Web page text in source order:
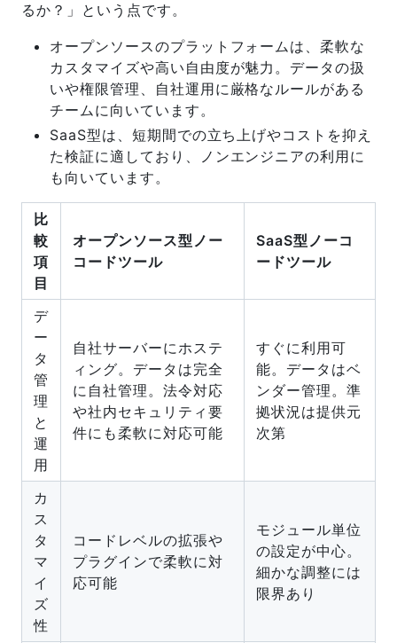
るか？」という点です。
オープンソースのプラットフォームは、柔軟な
カスタマイズや高い自由度が魅力。データの扱
いや権限管理、自社運用に厳格なルールがある
チームに向いています。
SaaS型は、短期間での立ち上げやコストを抑え
た検証に適しており、ノンエンジニアの利用に
も向いています。
比
較
項
目
オープンソース型ノー
コードツール
SaaS型ノーコ
ードツール
デ
ー
タ
管
理
と
運
用
自社サーバーにホステ
ィング。データは完全
に自社管理。法令対応
や社内セキュリティ要
件にも柔軟に対応可能
すぐに利用可
能。データはベ
ンダー管理。準
拠状況は提供元
次第
カ
ス
タ
マ
イ
ズ
性
コードレベルの拡張や
プラグインで柔軟に対
応可能
モジュール単位
の設定が中心。
細かな調整には
限界あり